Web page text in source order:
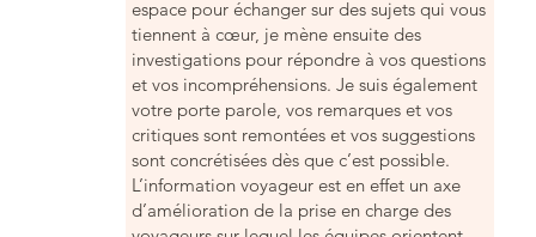
espace pour échanger sur des sujets qui vous
tiennent à cœur, je mène ensuite des
investigations pour répondre à vos questions
et vos incompréhensions. Je suis également
votre porte parole, vos remarques et vos
critiques sont remontées et vos suggestions
sont concrétisées dès que c’est possible.
L’information voyageur est en effet un axe
d’amélioration de la prise en charge des